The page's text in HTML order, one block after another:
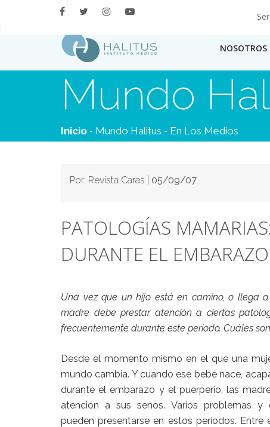
NOSOTROS
Mundo
Inicio - Mundo Halitus - En Los Medios
Por: Revista Caras | 05/09/07
PATOLOGÍAS
DURANTE EL
Una vez que un hijo está en camino, o llega
madre debe prestar atención a ciertas
frecuentemente durante este período. Cuáles
Desde el momento mismo en el que una
mundo cambia. Y cuando ese bebé nace,
durante el embarazo y el puerperio, las
atención a sus senos. Varios problemas y
pueden presentarse en estos períodos. Entre